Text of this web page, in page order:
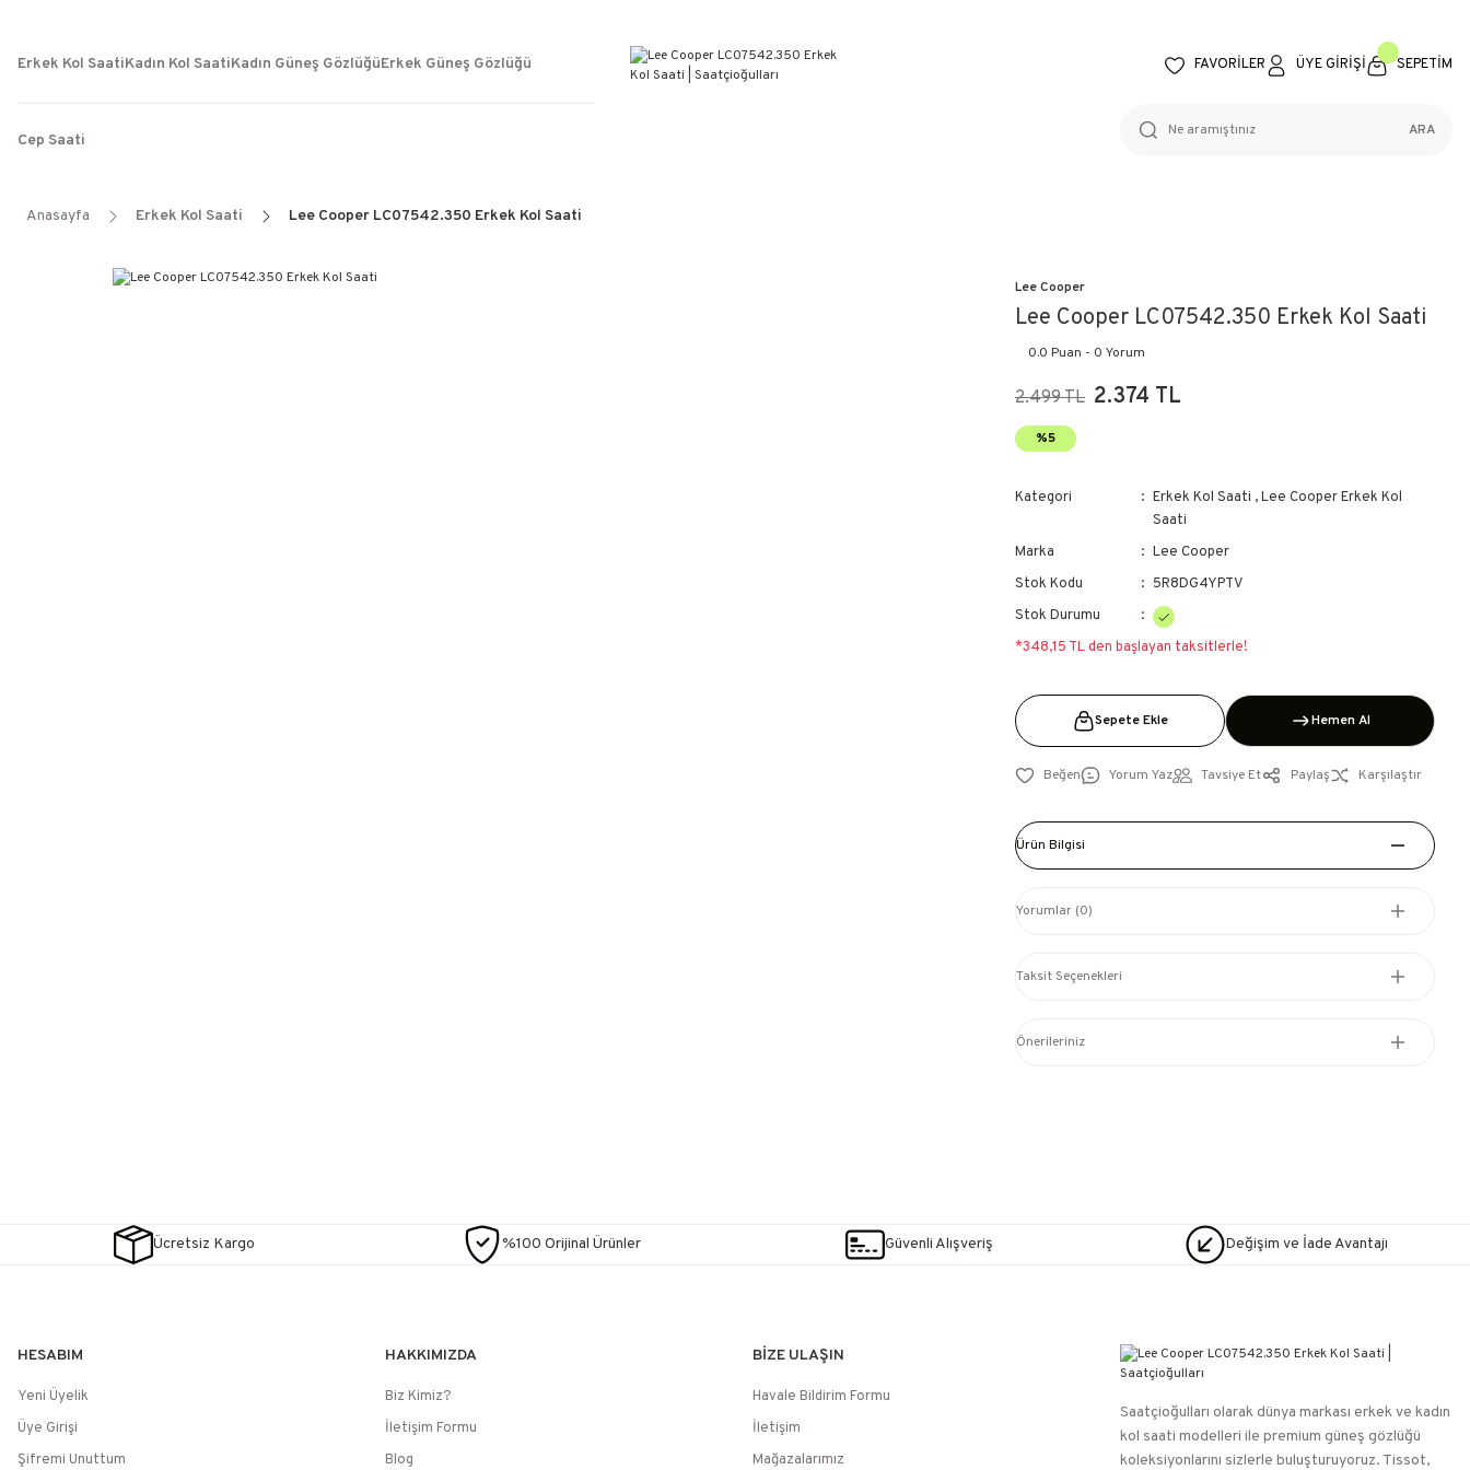
WEB SİTESİNE ÖZEL FİYATLAR
KAÇIRILMAYACAK FIRSATLAR
Erkek Kol SaatiKadın Kol SaatiKadın Güneş GözlüğüErkek Güneş Gözlüğü
Cep Saati
FAVORİLER ÜYE GİRİŞİ SEPETİM
ARA
Anasayfa Erkek Kol Saati Lee Cooper LC07542.350 Erkek Kol Saati
Lee Cooper
Lee Cooper LC07542.350 Erkek Kol Saati
0.0 Puan - 0 Yorum
2.499 TL 2.374 TL
%5
Kategori Erkek Kol Saati ,Lee Cooper Erkek Kol
Saati
Marka
Lee Cooper
Stok Kodu
5R8DG4YPTV
Stok Durumu
*348,15 TL den başlayan taksitlerle!
Sepete Ekle Hemen Al
Yorum Yaz Tavsiye Et Paylaş Karşılaştır
Ürün Bilgisi
Yorumlar (0)
Taksit Seçenekleri
Önerileriniz
Ücretsiz Kargo %100 Orijinal Ürünler Güvenli Alışveriş Değişim ve İade Avantajı
HESABIM
Yeni Üyelik
Üye Girişi
Şifremi Unuttum
HAKKIMIZDA
Biz Kimiz?
İletişim Formu
Blog
BİZE ULAŞIN
Havale Bildirim Formu
İletişim
Mağazalarımız
Saatçioğulları⁠ olarak dünya markası erkek ve kadın
kol saati modelleri ile premium güneş gözlüğü
koleksiyonlarını sizlerle buluşturuyoruz. Tissot,